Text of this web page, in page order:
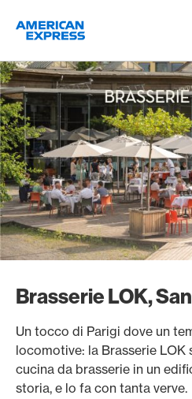
Logo
Brasserie LOK,
Un tocco di Parigi dove un
locomotive: la Brasserie LOK
cucina da brasserie in un
storia, e lo fa con tanta verve.